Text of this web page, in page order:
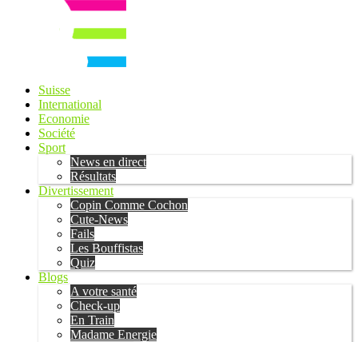
Suisse
International
Economie
Société
Sport
News en direct
Résultats
Divertissement
Copin Comme Cochon
Cute-News
Fails
Les Bouffistas
Quiz
Blogs
A votre santé
Check-up
En Train
Madame Energie